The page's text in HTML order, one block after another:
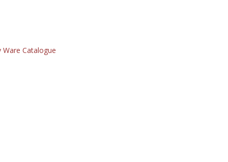
Ware Catalogue